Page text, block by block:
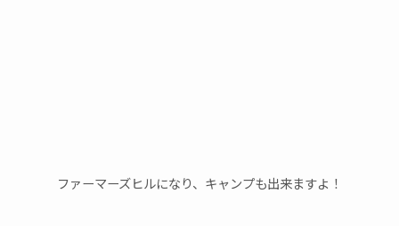
ファーマーズヒルになり、キャンプも出来ますよ！